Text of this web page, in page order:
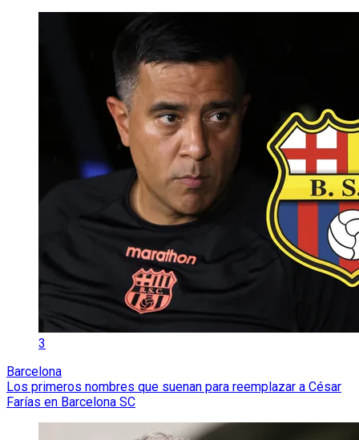
3
Barcelona
Los primeros nombres que suenan para reemplazar a César
Farías en Barcelona SC